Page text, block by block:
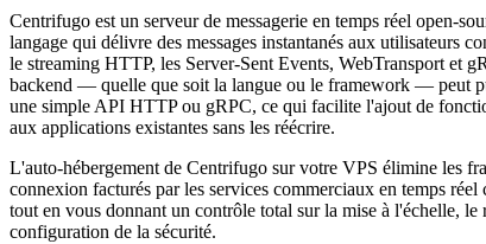
Centrifugo est un serveur de messagerie en temps réel open-
langage qui délivre des messages instantanés aux utilisateurs
le streaming HTTP, les Server-Sent Events, WebTransport et
backend — quelle que soit la langue ou le framework — peut
une simple API HTTP ou gRPC, ce qui facilite l'ajout de
aux applications existantes sans les réécrire.
L'auto-hébergement de Centrifugo sur votre VPS élimine les
connexion facturés par les services commerciaux en temps
tout en vous donnant un contrôle total sur la mise à l'échelle, le
configuration de la sécurité.